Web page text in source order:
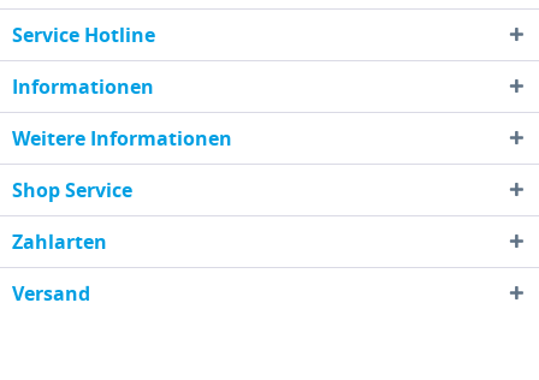
Service Hotline
Informationen
Weitere Informationen
Shop Service
Zahlarten
Versand